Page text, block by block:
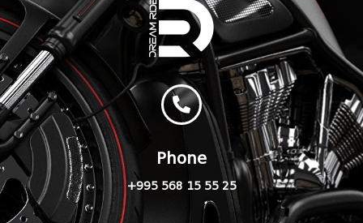
Phone
+995 568 15 55 25